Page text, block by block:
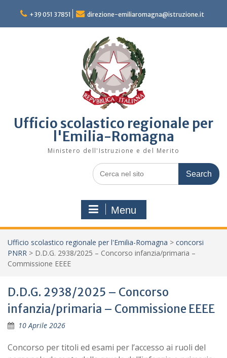
content
+39 051 37851 direzione-emiliaromagna@istruzione.it
Ufficio scolastico regionale per
l'Emilia-Romagna
Ministero dell'Istruzione e del Merito
Search
for:
Menu
Ufficio scolastico regionale per l'Emilia-Romagna > concorsi
PNRR > D.D.G. 2938/2025 – Concorso infanzia/primaria –
Commissione EEEE
D.D.G. 2938/2025 – Concorso
infanzia/primaria – Commissione EEEE
10 Aprile 2026
Concorso per titoli ed esami per l’accesso ai ruoli del